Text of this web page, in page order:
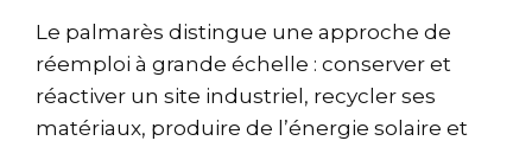
Le palmarès distingue une approche de
réemploi à grande échelle : conserver et
réactiver un site industriel, recycler ses
matériaux, produire de l’énergie solaire et